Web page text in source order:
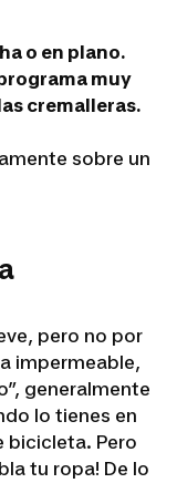
o en plano.
muy
cremalleras.
sobre un
pero no por
impermeable,
generalmente
lo tienes en
bicicleta. Pero
tu ropa! De lo